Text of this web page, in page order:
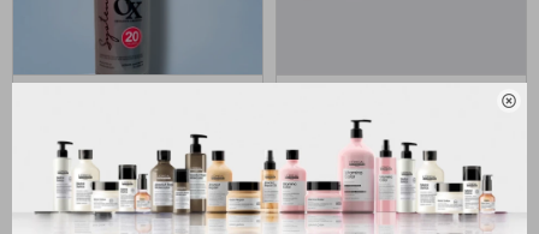

230
System3 Tinta 60 gr - Nº3
Castaño Oscuro
$ 170